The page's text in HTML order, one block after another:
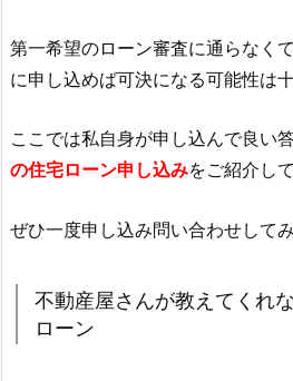
第一希望のローン審査に通らなく
に申し込めば可決になる可能性は
ここでは私自身が申し込んで良い
の住宅ローン申し込みをご紹介し
ぜひ一度申し込み問い合わせして
不動産屋さんが教えてくれ
ローン